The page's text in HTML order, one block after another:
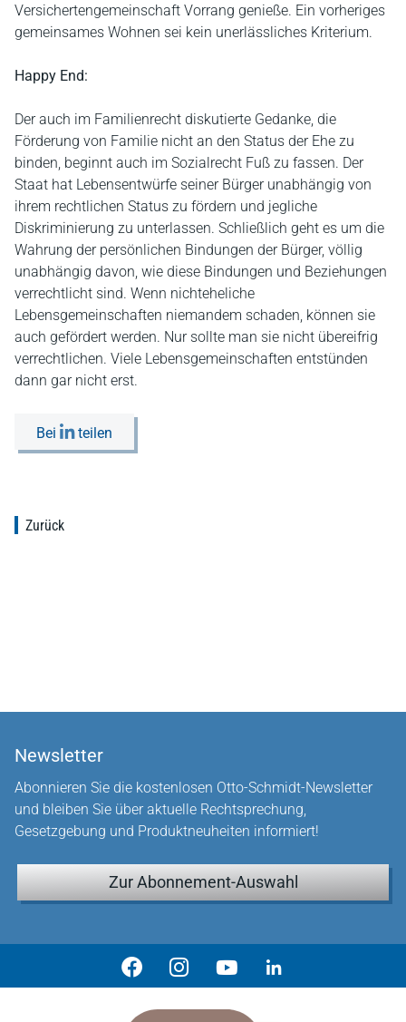
Versichertengemeinschaft Vorrang genieße. Ein vorheriges
gemeinsames Wohnen sei kein unerlässliches Kriterium.
Happy End:
Der auch im Familienrecht diskutierte Gedanke, die
Förderung von Familie nicht an den Status der Ehe zu
binden, beginnt auch im Sozialrecht Fuß zu fassen. Der
Staat hat Lebensentwürfe seiner Bürger unabhängig von
ihrem rechtlichen Status zu fördern und jegliche
Diskriminierung zu unterlassen. Schließlich geht es um die
Wahrung der persönlichen Bindungen der Bürger, völlig
unabhängig davon, wie diese Bindungen und Beziehungen
verrechtlicht sind. Wenn nichteheliche
Lebensgemeinschaften niemandem schaden, können sie
auch gefördert werden. Nur sollte man sie nicht übereifrig
verrechtlichen. Viele Lebensgemeinschaften entstünden
dann gar nicht erst.
Bei teilen
Zurück
Newsletter
Abonnieren Sie die kostenlosen Otto-Schmidt-Newsletter
und bleiben Sie über aktuelle Rechtsprechung,
Gesetzgebung und Produktneuheiten informiert!
Zur Abonnement-Auswahl